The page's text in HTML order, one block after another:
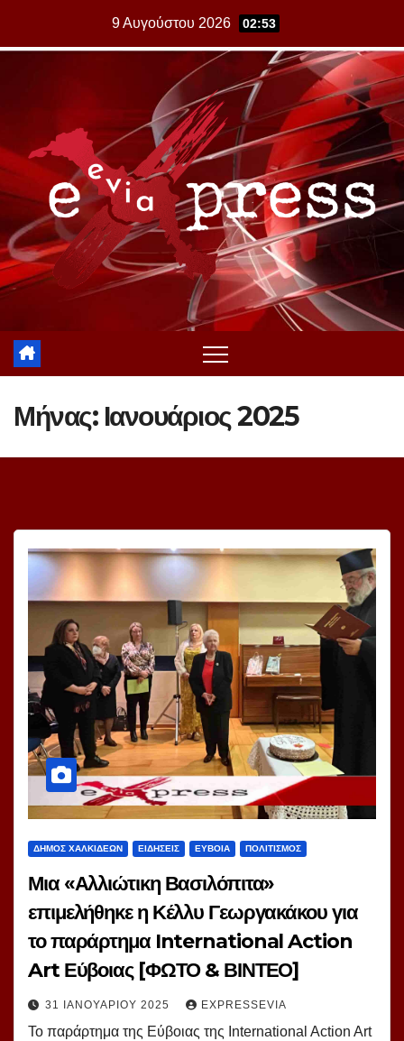
9 Αυγούστου 2026 02:53
Μήνας: Ιανουάριος 2025
ΔΗΜΟΣ ΧΑΛΚΙΔΕΩΝ ΕΙΔΗΣΕΙΣ ΕΥΒΟΙΑ ΠΟΛΙΤΙΣΜΟΣ
Μια «Αλλιώτικη Βασιλόπιτα»
επιμελήθηκε η Κέλλυ Γεωργακάκου για
το παράρτημα International Action
Art Εύβοιας [ΦΩΤΟ & ΒΙΝΤΕΟ]
31 ΙΑΝΟΥΑΡΊΟΥ 2025 EXPRESSEVIA
Το παράρτημα της Εύβοιας της International Action Art